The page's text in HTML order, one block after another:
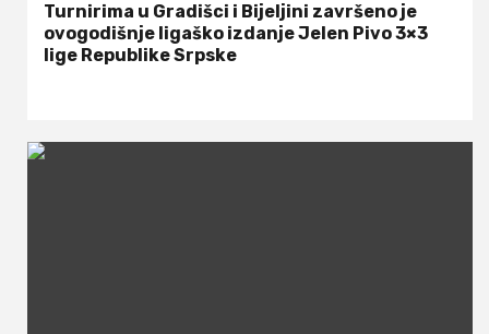
Turnirima u Gradišci i Bijeljini završeno je
ovogodišnje ligaško izdanje Jelen Pivo 3×3
lige Republike Srpske